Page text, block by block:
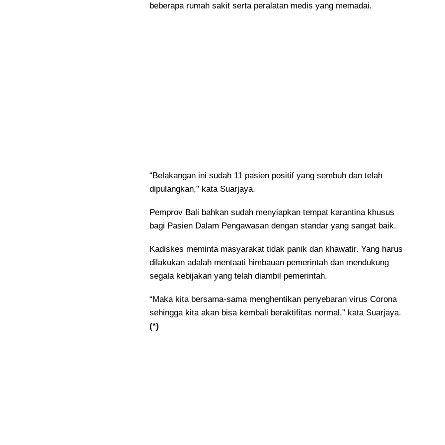
beberapa rumah sakit serta peralatan medis yang memadai.
“Belakangan ini sudah 11 pasien positif yang sembuh dan telah
dipulangkan,” kata Suarjaya.
Pemprov Bali bahkan sudah menyiapkan tempat karantina khusus
bagi Pasien Dalam Pengawasan dengan standar yang sangat baik.
Kadiskes meminta masyarakat tidak panik dan khawatir. Yang harus
dilakukan adalah mentaati himbauan pemerintah dan mendukung
segala kebijakan yang telah diambil pemerintah.
“Maka kita bersama-sama menghentikan penyebaran virus Corona
sehingga kita akan bisa kembali beraktifitas normal,” kata Suarjaya.
(*)